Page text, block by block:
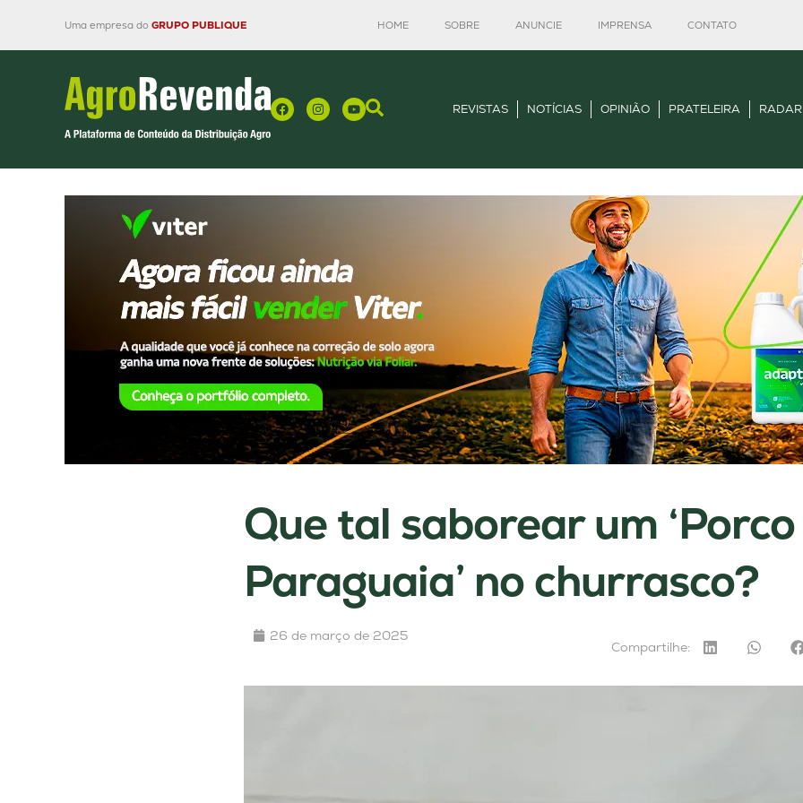
Uma empresa do GRUPO PUBLIQUE HOME SOBRE ANUNCIE IMPRENSA CONTATO
REVISTAS NOTÍCIAS OPINIÃO PRATELEIRA
Que tal saborear um
Paraguaia’ no churrasco?
26 de março de 2025
Compartilhe: